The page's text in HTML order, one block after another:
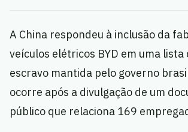
A China respondeu à inclusão da
veículos elétricos BYD em uma
escravo mantida pelo governo
ocorre após a divulgação de um
público que relaciona 169